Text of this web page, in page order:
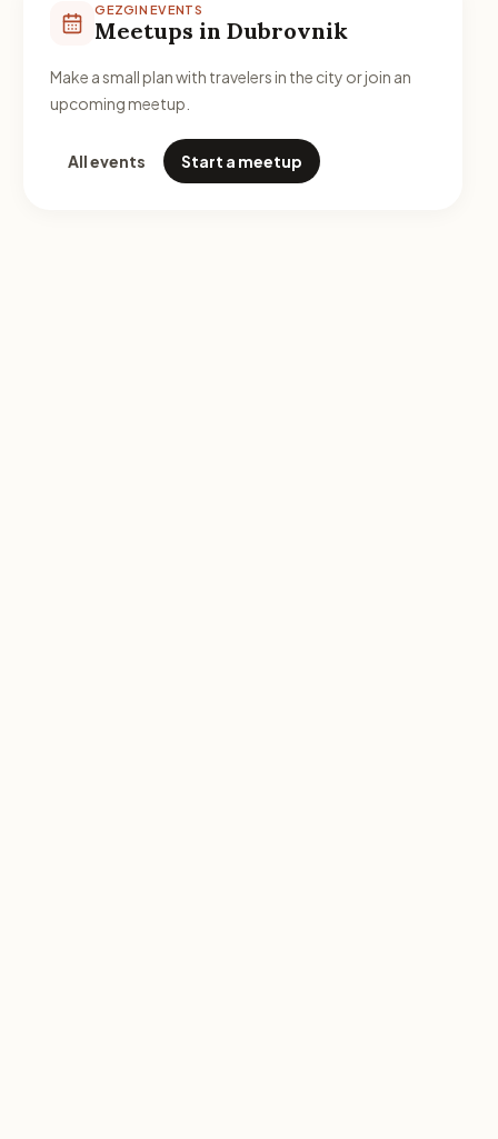
GEZGIN EVENTS
Meetups in Dubrovnik
Make a small plan with travelers in the city or join an
upcoming meetup.
All events Start a meetup